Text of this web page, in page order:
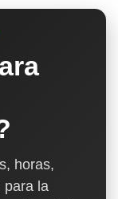
horas,
para la